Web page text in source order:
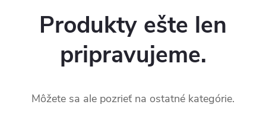
Produkty ešte len
pripravujeme.
Môžete sa ale pozrieť na ostatné kategórie.